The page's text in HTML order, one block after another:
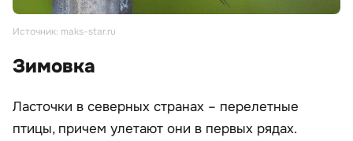
Источник: maks-star.ru
Зимовка
Ласточки в северных странах – перелетные
птицы, причем улетают они в первых рядах.